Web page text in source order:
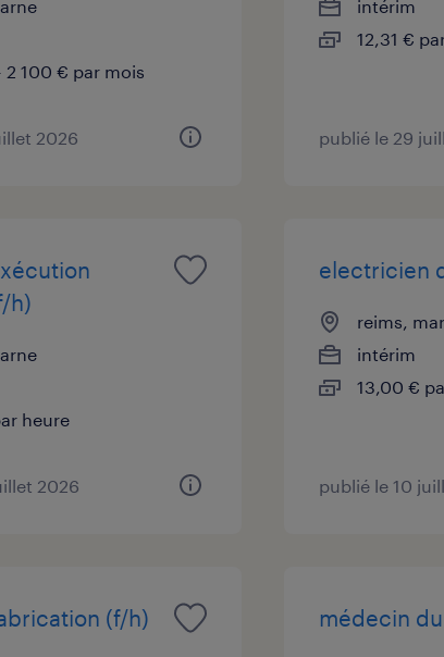
2 100 € par mois
2026
intérim
12,31 €
publié le 29
h)
heure
2026
electricien
reims,
intérim
13,00 €
publié le 10
(f/h) médecin